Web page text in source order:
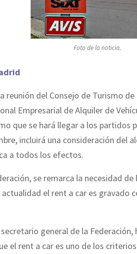
Foto de la noticia.
reunión del Consejo de Turismo de
Empresarial de Alquiler de
que se hará llegar a los partidos
incluirá una consideración del
a todos los efectos.
se remarca la necesidad
actualidad el rent a car es gravado
secretario general de la
el rent a car es uno de los